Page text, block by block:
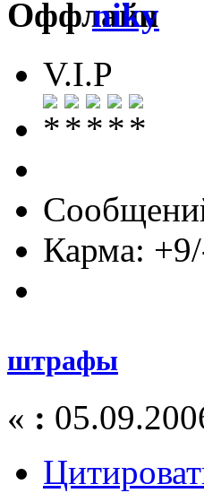
niky
V.I.P
Карма:
штрафы
« :